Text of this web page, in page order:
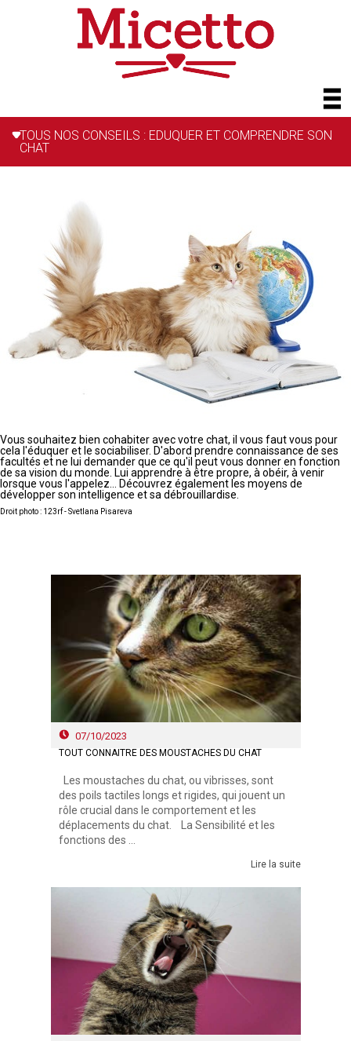
TOUS NOS CONSEILS : EDUQUER ET COMPRENDRE SON
CHAT
Vous souhaitez bien cohabiter avec votre chat, il vous faut vous pour
cela l'éduquer et le sociabiliser. D'abord prendre connaissance de ses
facultés et ne lui demander que ce qu'il peut vous donner en fonction
de sa vision du monde. Lui apprendre à être propre, à obéir, à venir
lorsque vous l'appelez... Découvrez également les moyens de
développer son intelligence et sa débrouillardise.
Droit photo : 123rf - Svetlana Pisareva
07/10/2023
TOUT CONNAITRE DES MOUSTACHES DU CHAT
Les moustaches du chat, ou vibrisses, sont
des poils tactiles longs et rigides, qui jouent un
rôle crucial dans le comportement et les
déplacements du chat. La Sensibilité et les
fonctions des ...
Lire la suite